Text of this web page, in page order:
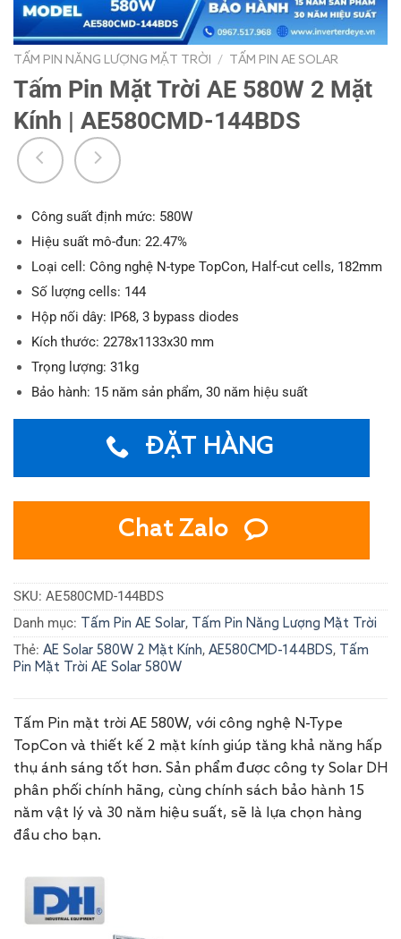
TẤM PIN NĂNG LƯỢNG MẶT TRỜI / TẤM PIN AE SOLAR
Tấm Pin Mặt Trời AE 580W 2 Mặt
Kính | AE580CMD-144BDS
Công suất định mức: 580W
Hiệu suất mô-đun: 22.47%
Loại cell: Công nghệ N-type TopCon, Half-cut cells, 182mm
Số lượng cells: 144
Hộp nối dây: IP68, 3 bypass diodes
Kích thước: 2278x1133x30 mm
Trọng lượng: 31kg
Bảo hành: 15 năm sản phẩm, 30 năm hiệu suất
ĐẶT HÀNG
Chat Zalo
SKU: AE580CMD-144BDS
Danh mục:
Tấm Pin AE Solar, Tấm Pin Năng Lượng Mặt Trời
Thẻ: AE Solar 580W 2 Mặt Kính, AE580CMD-144BDS,
Tấm
Pin Mặt Trời AE Solar 580W
Tấm Pin mặt trời AE 580W, với công nghệ N-Type
TopCon và thiết kế 2 mặt kính giúp tăng khả năng hấp
thụ ánh sáng tốt hơn. Sản phẩm được công ty Solar DH
phân phối chính hãng, cùng chính sách bảo hành 15
năm vật lý và 30 năm hiệu suất, sẽ là lựa chọn hàng
đầu cho bạn.